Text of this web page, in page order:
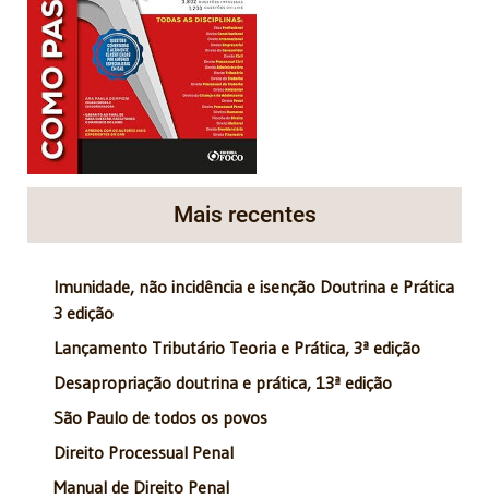
Mais recentes
Imunidade, não incidência e isenção Doutrina e Prática
3 edição
Lançamento Tributário Teoria e Prática, 3ª edição
Desapropriação doutrina e prática, 13ª edição
São Paulo de todos os povos
Direito Processual Penal
Manual de Direito Penal